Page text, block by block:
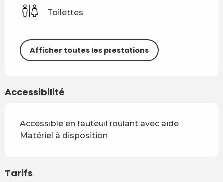
Toilettes
Afficher toutes les prestations
Accessibilité
Accessible en fauteuil roulant avec aide
Matériel à disposition
Tarifs